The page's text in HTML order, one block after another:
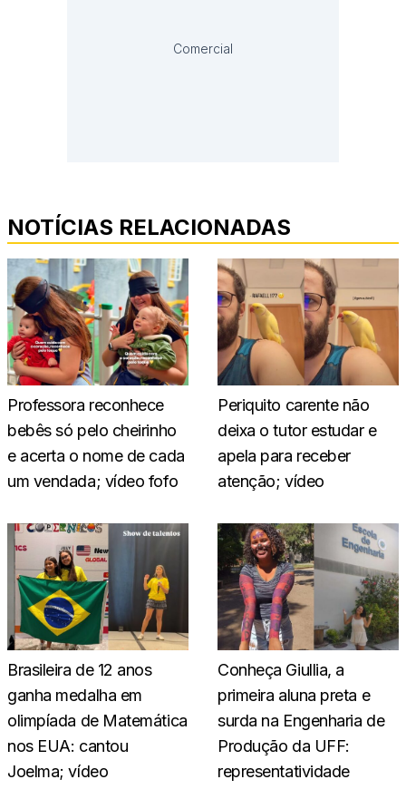
Comercial
NOTÍCIAS RELACIONADAS
Professora reconhece
bebês só pelo cheirinho
e acerta o nome de cada
um vendada; vídeo fofo
Periquito carente não
deixa o tutor estudar e
apela para receber
atenção; vídeo
Brasileira de 12 anos
ganha medalha em
olimpíada de Matemática
nos EUA: cantou
Joelma; vídeo
Conheça Giullia, a
primeira aluna preta e
surda na Engenharia de
Produção da UFF:
representatividade